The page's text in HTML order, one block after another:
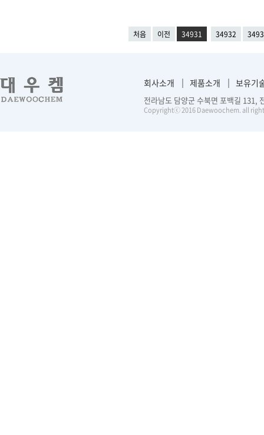
처음 이전 34931 34932
회사소개 제품소개 보유기
전라남도 담양군 수북면 포백길
Copyrightⓒ 2016 Daewoochem. all